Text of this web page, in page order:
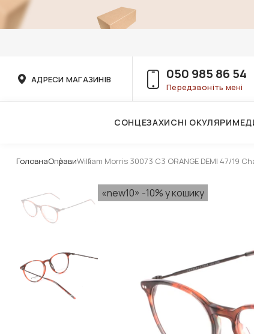
АДРЕСИ МАГАЗИНІВ 050 985 86 54
Передзвоніть мені
СОНЦЕЗАХИСНІ ОКУЛЯРИ
ГоловнаОправиWilliam Morris 30073 C3 ORANGE DEMI 47/19
«new10» -10% у кошику